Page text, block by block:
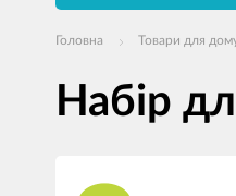
Головна Товари для
Набір
продуктів